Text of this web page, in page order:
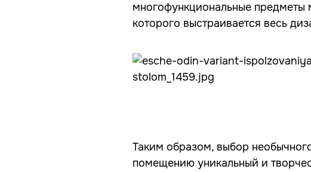
многофункциональные предметы
которого выстраивается весь
Таким образом, выбор
помещению уникальный и